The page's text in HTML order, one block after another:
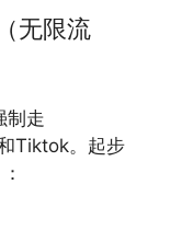
无限流
制走
Tiktok。起步